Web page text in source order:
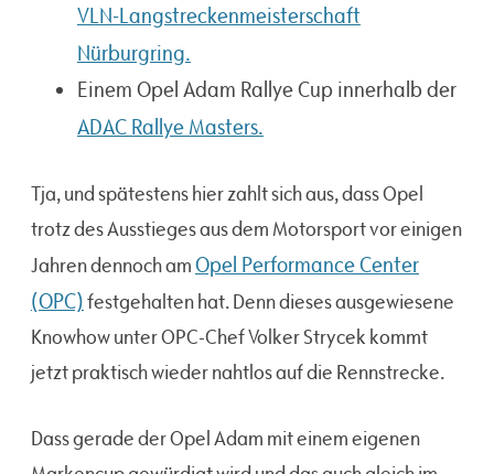
VLN-Langstreckenmeisterschaft
Nürburgring.
Einem Opel Adam Rallye Cup innerhalb der
ADAC Rallye Masters.
Tja, und spätestens hier zahlt sich aus, dass Opel
trotz des Ausstieges aus dem Motorsport vor einigen
Jahren dennoch amOpel Performance Center
(OPC)festgehalten hat. Denn dieses ausgewiesene
Knowhow unter OPC-Chef Volker Strycek kommt
jetzt praktisch wieder nahtlos auf die Rennstrecke.
Dass gerade der Opel Adam mit einem eigenen